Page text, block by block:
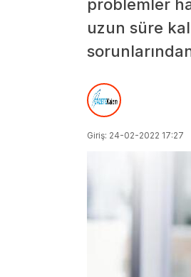
problemler
uzun süre
Giriş: 24-02-2022 17:27